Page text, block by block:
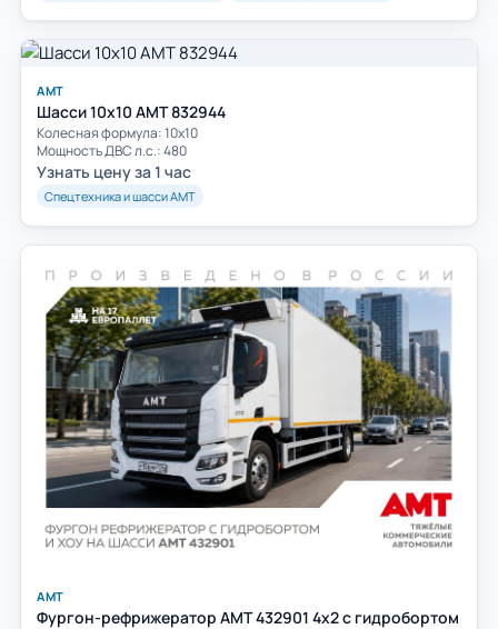
АМТ
Шасси 10х10 АМТ 832944
Колесная формула: 10х10
Мощность ДВС л.с.: 480
Узнать цену за 1 час
Спецтехника и шасси АМТ
АМТ
Фургон-рефрижератор AMT 432901 4х2 с гидробортом